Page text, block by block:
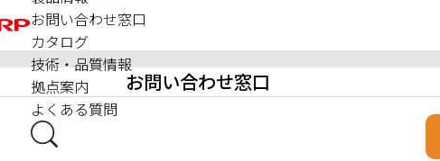
お問い合わせ窓口
カタログ
技術・品質情報
拠点案内
よくある質問
お問い合わせ窓口